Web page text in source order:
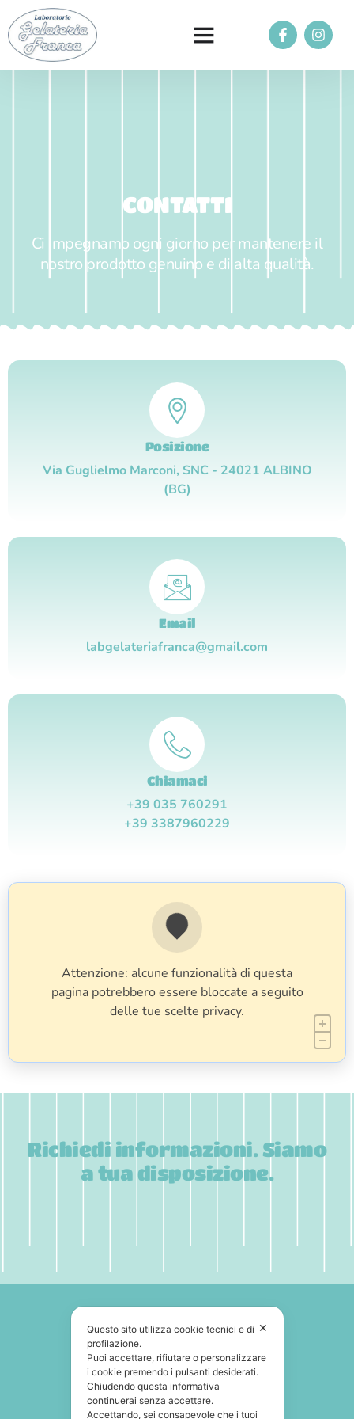
CONTATTI
Ci impegnamo ogni giorno per mantenere il
nostro prodotto genuino e di alta qualità.
Posizione
Via Guglielmo Marconi, SNC - 24021 ALBINO
(BG)
Email
labgelateriafranca@gmail.com
Chiamaci
+39 035 760291
+39 3387960229
Attenzione: alcune funzionalità di questa
pagina potrebbero essere bloccate a seguito
delle tue scelte privacy.
Richiedi informazioni. Siamo
a tua disposizione.
✕
Questo sito utilizza cookie tecnici e di
profilazione.
Puoi accettare, rifiutare o personalizzare
i cookie premendo i pulsanti desiderati.
Chiudendo questa informativa
continuerai senza accettare.
Accettando, sei consapevole che i tuoi